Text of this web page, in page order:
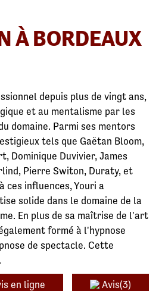
À BORDEAUX
depuis plus de vingt ans,
et au mentalisme par les
domaine. Parmi ses mentors
tels que Gaëtan Bloom,
Dominique Duvivier, James
Pierre Switon, Duraty, et
ces influences, Youri a
solide dans le domaine de la
En plus de sa maîtrise de l'art
formé à l'hypnose
de spectacle. Cette
en ligne Avis(3)